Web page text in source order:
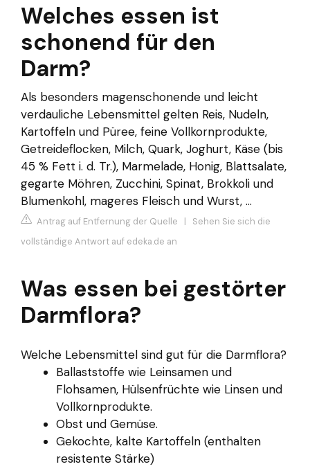
Welches essen ist
schonend für den
Darm?
Als besonders magenschonende und leicht
verdauliche Lebensmittel gelten Reis, Nudeln,
Kartoffeln und Püree, feine Vollkornprodukte,
Getreideflocken, Milch, Quark, Joghurt, Käse (bis
45 % Fett i. d. Tr.), Marmelade, Honig, Blattsalate,
gegarte Möhren, Zucchini, Spinat, Brokkoli und
Blumenkohl, mageres Fleisch und Wurst, ...
Antrag auf Entfernung der Quelle | Sehen Sie sich die
vollständige Antwort auf edeka.de an
Was essen bei gestörter
Darmflora?
Welche Lebensmittel sind gut für die Darmflora?
Ballaststoffe wie Leinsamen und
Flohsamen, Hülsenfrüchte wie Linsen und
Vollkornprodukte.
Obst und Gemüse.
Gekochte, kalte Kartoffeln (enthalten
resistente Stärke)